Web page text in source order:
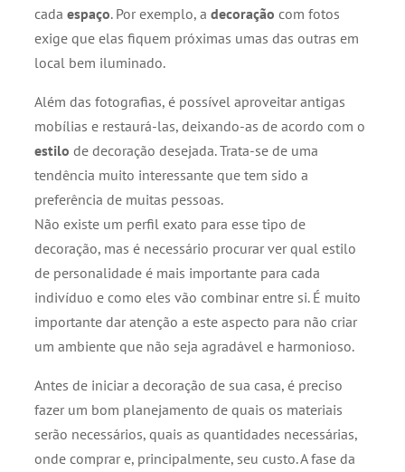
cada espaço. Por exemplo, a decoração com fotos
exige que elas fiquem próximas umas das outras em
local bem iluminado.
Além das fotografias, é possível aproveitar antigas
mobílias e restaurá-las, deixando-as de acordo com o
estilo de decoração desejada. Trata-se de uma
tendência muito interessante que tem sido a
preferência de muitas pessoas.
Não existe um perfil exato para esse tipo de
decoração, mas é necessário procurar ver qual estilo
de personalidade é mais importante para cada
indivíduo e como eles vão combinar entre si. É muito
importante dar atenção a este aspecto para não criar
um ambiente que não seja agradável e harmonioso.
Antes de iniciar a decoração de sua casa, é preciso
fazer um bom planejamento de quais os materiais
serão necessários, quais as quantidades necessárias,
onde comprar e, principalmente, seu custo. A fase da